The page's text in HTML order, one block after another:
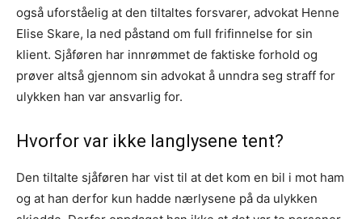
også uforståelig at den tiltaltes forsvarer, advokat Henne
Elise Skare, la ned påstand om full frifinnelse for sin
klient. Sjåføren har innrømmet de faktiske forhold og
prøver altså gjennom sin advokat å unndra seg straff for
ulykken han var ansvarlig for.
Hvorfor var ikke langlysene tent?
Den tiltalte sjåføren har vist til at det kom en bil i mot ham
og at han derfor kun hadde nærlysene på da ulykken